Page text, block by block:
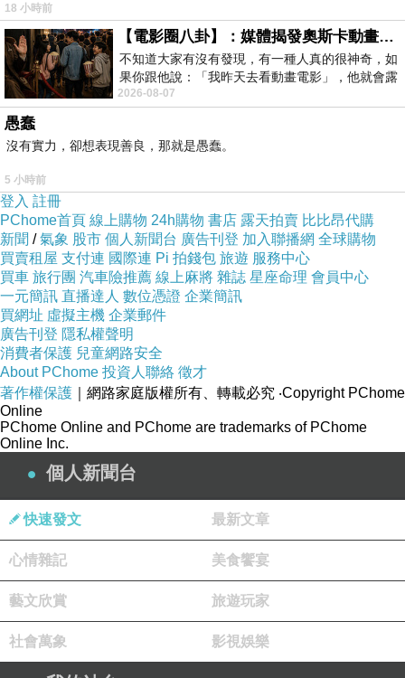
DAY1
依慣例，機票很早就買了，而且發生個小插曲>>>
買了兩張票之後，便宜的票賣完了，
第三位要多付五、六千元!! 也太貴！
反正航班不少，後來決定搭不同班機回台…
18 小時前
【電影圈八卦】：媒體揭發奧斯卡動畫項目投票醜聞！好萊塢為什麼看不起動畫電影？
不知道大家有沒有發現，有一種人真的很神奇，如
果你跟他說：「我昨天去看動畫電影」，他就會露
出一種慈祥的微笑，然後問你是不是陪小
2026-08-07
愚蠢
沒有實力，卻想表現善良，那就是愚蠢。
5 小時前
登入 註冊
PChome首頁 線上購物 24h購物 書店 露天拍賣 比比昂代購
新聞 /氣象 股市 個人新聞台 廣告刊登 加入聯播網 全球購物
買賣租屋 支付連 國際連 Pi 拍錢包 旅遊 服務中心
買車 旅行團 汽車險推薦 線上麻將 雜誌 星座命理 會員中心
一元簡訊 直播達人 數位憑證 企業簡訊
買網址 虛擬主機 企業郵件
廣告刊登 隱私權聲明
消費者保護 兒童網路安全
About PChome 投資人聯絡 徵才
著作權保護 ｜網路家庭版權所有、轉載必究 ‧Copyright PChome
Online
PChome Online and PChome are trademarks of PChome
Online Inc.
個人新聞台
快速發文 最新文章
心情雜記 美食饗宴
藝文欣賞 旅遊玩家
社會萬象 影視娛樂